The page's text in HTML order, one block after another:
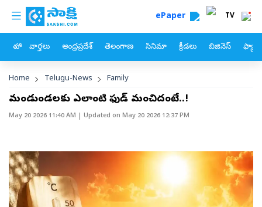
Skip to main content
custom menu ePaper TV
హోం వార్తలు ఆంధ్రప్రదేశ్ తెలంగాణ సినిమా క్రీడలు బిజినెస్
Breadcrumb
Home Telugu-News Family
మండుటెండలకు ఎలాంటి ఫుడ్‌ మంచిదంటే..!
May 20 2026 11:40 AM | Updated on May 20 2026 12:37 PM